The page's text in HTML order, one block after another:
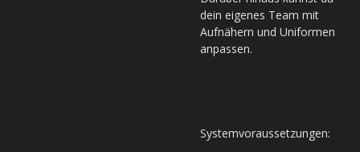
dein eigenes Team mit
Aufnähern und Uniformen
anpassen.
Systemvoraussetzungen: